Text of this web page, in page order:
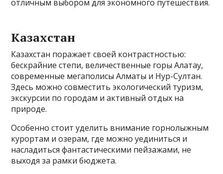
отличным выбором для экономного путешествия.
Казахстан
Казахстан поражает своей контрастностью:
бескрайние степи, величественные горы Алатау,
современные мегаполисы Алматы и Нур-Султан.
Здесь можно совместить экологический туризм,
экскурсии по городам и активный отдых на
природе.
Особенно стоит уделить внимание горнолыжным
курортам и озерам, где можно уединиться и
насладиться фантастическими пейзажами, не
выходя за рамки бюджета.